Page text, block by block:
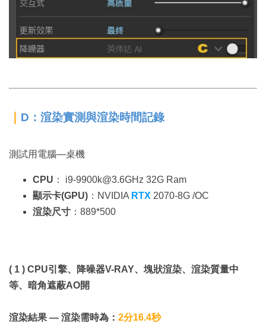
D：渲染實測與渲染時間記錄
測試用電腦—桌機
CPU ： i9-9900k@3.6GHz 32G Ram
顯示卡(GPU) ：NVIDIA RTX 2070-8G /OC
渲染尺寸 ：889*500
( 1 ) CPU引擎、降噪器V-RAY、塊狀渲染、渲染質量中
等、暗角遮蔽AO開
渲染結果 — 渲染需時為： 2分16.4秒